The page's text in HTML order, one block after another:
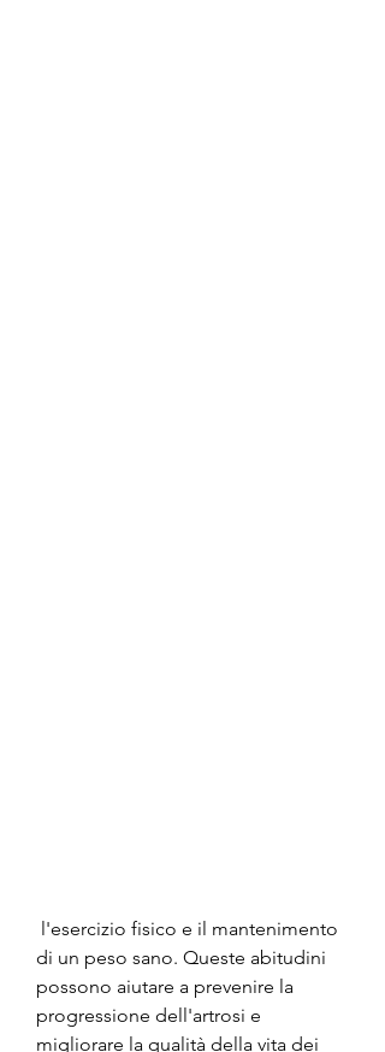
di un peso sano. Queste abitudini
possono aiutare a prevenire la
progressione dell'artrosi e
migliorare la qualità della vita dei